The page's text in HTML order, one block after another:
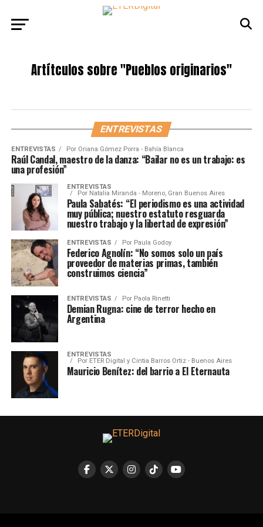
Artítculos sobre"Pueblos originarios"
ENTREVISTAS
ENTREVISTAS Por Oriana Gómez Porra - Bahía Blanca
Raúl Candal, maestro de la danza: “Bailar no es un trabajo: es
una profesión”
ENTREVISTAS
Por Natalia Miranda - Moreno, Gran Buenos Aires
Paula Sabatés: “El periodismo es una actividad
muy pública; nuestro estatuto resguarda
nuestro trabajo y la libertad de expresión”
ENTREVISTAS Por Paula Godoy
Federico Agnolín: “No somos solo un país
proveedor de materias primas, también
construimos ciencia”
ENTREVISTAS Por Paola Rinetti
Demian Rugna: cine de terror hecho en
Argentina
ENTREVISTAS
Por ETER Digital y Cintia Barros Ortiz - Buenos Aires
Mauricio Benítez: del barrio a El Eternauta